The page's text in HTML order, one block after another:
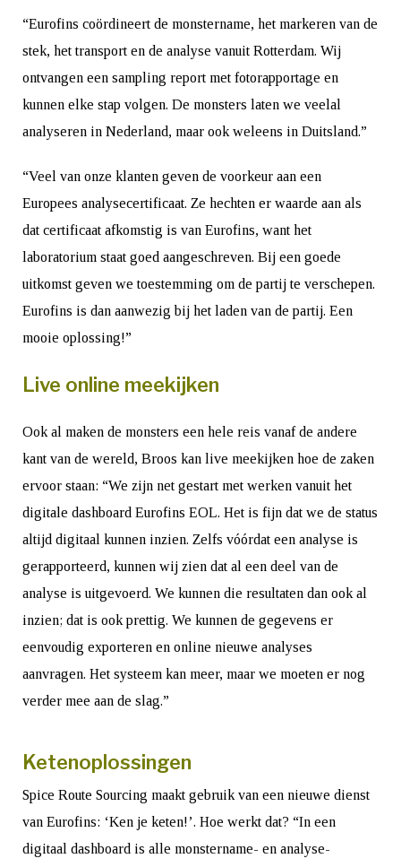
“Eurofins coördineert de monster­name, het markeren van de
stek, het transport en de analyse vanuit Rotterdam. Wij
ontvangen een sampling report met fotorapportage en
kunnen elke stap volgen. De monsters laten we veelal
analyseren in Nederland, maar ook weleens in Duitsland.”
“Veel van onze klanten geven de voorkeur aan een
Europees analysecertificaat. Ze hechten er waarde aan als
dat certificaat afkomstig is van Eurofins, want het
laboratorium staat goed aangeschreven. Bij een goede
uitkomst geven we toestemming om de partij te verschepen.
Eurofins is dan aanwezig bij het laden van de partij. Een
mooie oplossing!”
Live online meekijken
Ook al maken de monsters een hele reis vanaf de andere
kant van de wereld, Broos kan live meekijken hoe de zaken
ervoor staan: “We zijn net gestart met werken vanuit het
digitale dashboard Eurofins EOL. Het is fijn dat we de status
altijd digitaal kunnen inzien. Zelfs vóórdat een analyse is
gerapporteerd, kunnen wij zien dat al een deel van de
analyse is uitgevoerd. We kunnen die resultaten dan ook al
inzien; dat is ook prettig. We kunnen de gegevens er
eenvoudig exporteren en online nieuwe analyses
aanvragen. Het systeem kan meer, maar we moeten er nog
verder mee aan de slag.”
Ketenoplossingen
Spice Route Sourcing maakt gebruik van een nieuwe dienst
van Eurofins: ‘Ken je keten!’. Hoe werkt dat? “In een
digitaal dashboard is alle monstername- en analyse-